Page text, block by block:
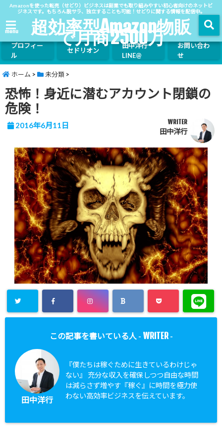
Amazonを使った転売（せどり）ビジネスは副業でも取り組みやすい初心者向けのネットビ
ジネスです。もちろん脱サラ、独立することも可能！せどりに関する情報を配信中。
menu 超効率型Amazon物販
で月商2500万
プロフィー
ル
セドリオン
田中洋行
LINE@
お問い合わ
せ
ホーム > 未分類 >
恐怖！身近に潜むアカウント閉鎖の
危険！
2016年6月11日 WRITER
田中洋行
この記事を書いている人 - WRITER-
田中洋行
『僕たちは稼ぐために生きているわけじゃ
ない』 充分な収入を確保しつつ自由な時間
は減らさず増やす『稼ぐ』に時間を極力使
わない高効率ビジネスを伝えています。